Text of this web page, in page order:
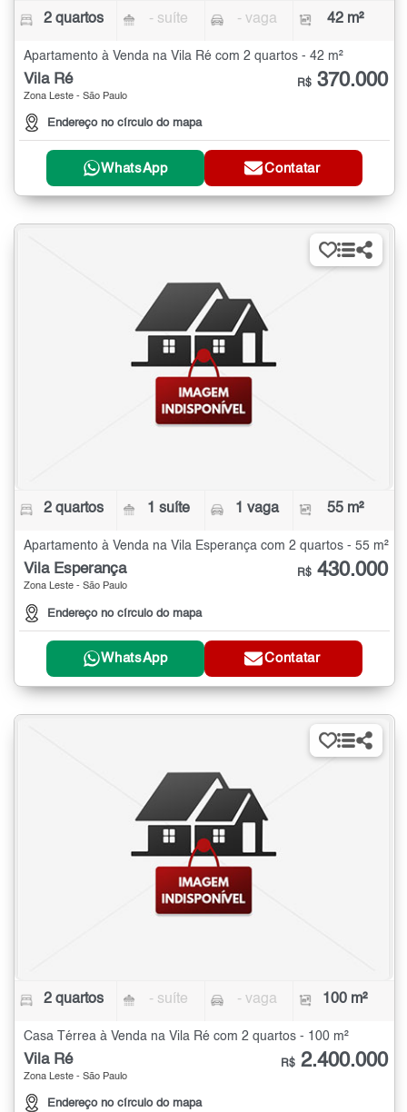
2 quartos - suíte - vaga 42 m²
Apartamento à Venda na Vila Ré com 2 quartos - 42 m²
Vila Ré
Zona Leste - São Paulo
Endereço no círculo do mapa
R$ 370.000
WhatsApp Contatar
2 quartos 1 suíte 1 vaga 55 m²
Apartamento à Venda na Vila Esperança com 2 quartos - 55 m²
Vila Esperança
Zona Leste - São Paulo
Endereço no círculo do mapa
R$ 430.000
WhatsApp Contatar
2 quartos - suíte - vaga 100 m²
Casa Térrea à Venda na Vila Ré com 2 quartos - 100 m²
Vila Ré
Zona Leste - São Paulo
Endereço no círculo do mapa
R$ 2.400.000